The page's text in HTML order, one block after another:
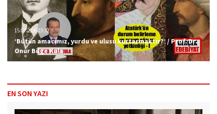
15.07.2026 23:32
‘Bütün amacımız, yurdu ve ulusu kurtarmaktır?’ / Prof. Dr.
Onur Bilge Kula
EN SON YAZI